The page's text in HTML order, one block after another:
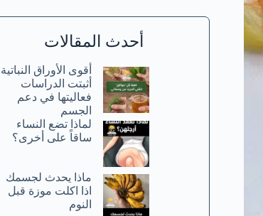
أحدث المقالات
أقوى الأوراق النباتية
أثبتت الدراسات
فعاليتها في دعم
الجسم
لماذا تضع النساء
ساقاً على أخرى؟
ماذا يحدث لجسمك
اذا اكلت موزة قبل
النوم